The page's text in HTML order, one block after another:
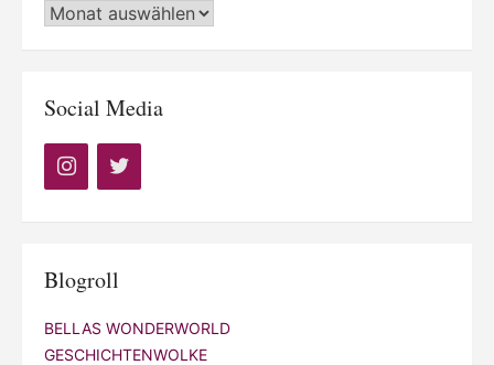
Archiv
Social Media
Blogroll
BELLAS WONDERWORLD
GESCHICHTENWOLKE